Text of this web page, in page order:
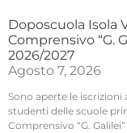
Doposcuola Isola
Comprensivo “G.
2026/2027
Agosto 7, 2026
Sono aperte le
studenti delle scuole
Comprensivo “G. Galilei”